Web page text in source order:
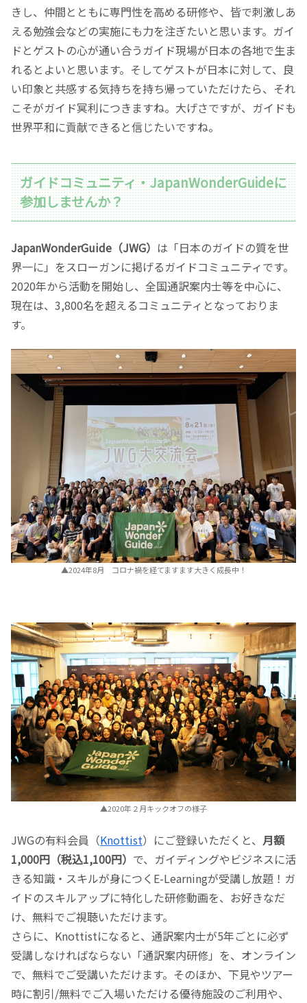
きし、仲間とともに専門性を高める研修や、皆で刺激しあ
える勉強会などの実施にも力を注ぎたいと思います。ガイ
ドとゲストの心が通い合うガイド現場が日本の各地で生ま
れるとよいと思います。そしてゲストが日本に対して、良
い印象と共感する気持ちを持ち帰っていただけたら、それ
こそがガイド冥利につきますね。大げさですが、ガイドも
世界平和に貢献できると信じたいですね。
ガイドコミュニティ・JapanWonderGuideに
参加しませんか？
JapanWonderGuide（JWG） は「日本のガイドの質を世
界一に」をスローガンに掲げるガイドコミュニティです。
2020年から活動を開始し、全国通訳案内士等を中心に、
現在は、3,800名を超えるコミュニティとなっておりま
す。
▲2024年8月 コロナ禍を経てますます大きく成長中！
▲2020年２月キックオフの様子
JWGの有料会員（Knottist）にご登録いただくと、 月額
1,000円（税込1,100円） で、ガイディングやビジネスに活
きる知識・スキルが身につくE-Learningが受講し放題！ガ
イドのスキルアップに特化した研修動画を、お好きなだ
け、無料でご視聴いただけます。
さらに、Knottistになると、通訳案内士が5年ごとに必ず
受講しなければならない「通訳案内研修」を、オンライン
で、無料でご受講いただけます。そのほか、下見やツアー
時に割引/無料でご入場いただける優待施設のご利用や、